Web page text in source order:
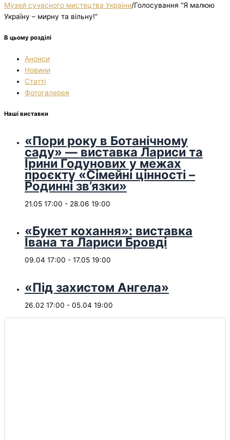
Музей сучасного мистецтва України/Голосування “Я малюю
Україну – мирну та вільну!”
В цьому розділі
Анонси
Новини
Статті
Фотогалерея
Наші виставки
«Пори року в Ботанічному
саду» — виставка Лариси та
Ірини Годунових у межах
проєкту «Сімейні цінності –
Родинні зв’язки»
21.05 17:00 - 28.06 19:00
«Букет кохання»: виставка
Івана та Лариси Бровді
09.04 17:00 - 17.05 19:00
«Під захистом Ангела»
26.02 17:00 - 05.04 19:00